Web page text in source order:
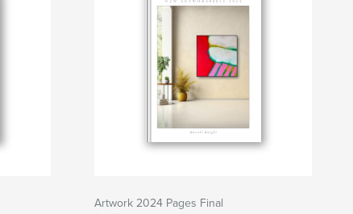
Artwork 2024 Pages Final